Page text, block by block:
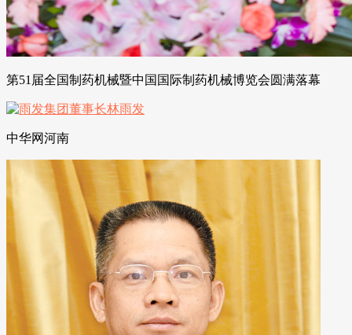
第51届全国制药机械暨中国国际制药机械博览会圆满落幕
中华网河南